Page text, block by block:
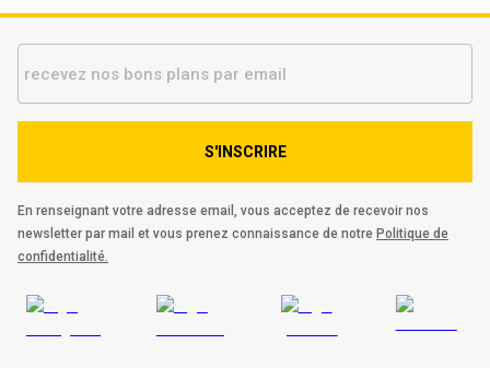
S'INSCRIRE
En renseignant votre adresse email, vous acceptez de recevoir nos
newsletter par mail et vous prenez connaissance de notre Politique de
confidentialité.